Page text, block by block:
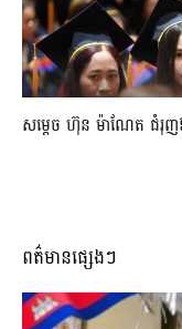
សម្តេច ហ៊ុន ម៉ាណែត ជំរុ
ពត៌មានផ្សេងៗ